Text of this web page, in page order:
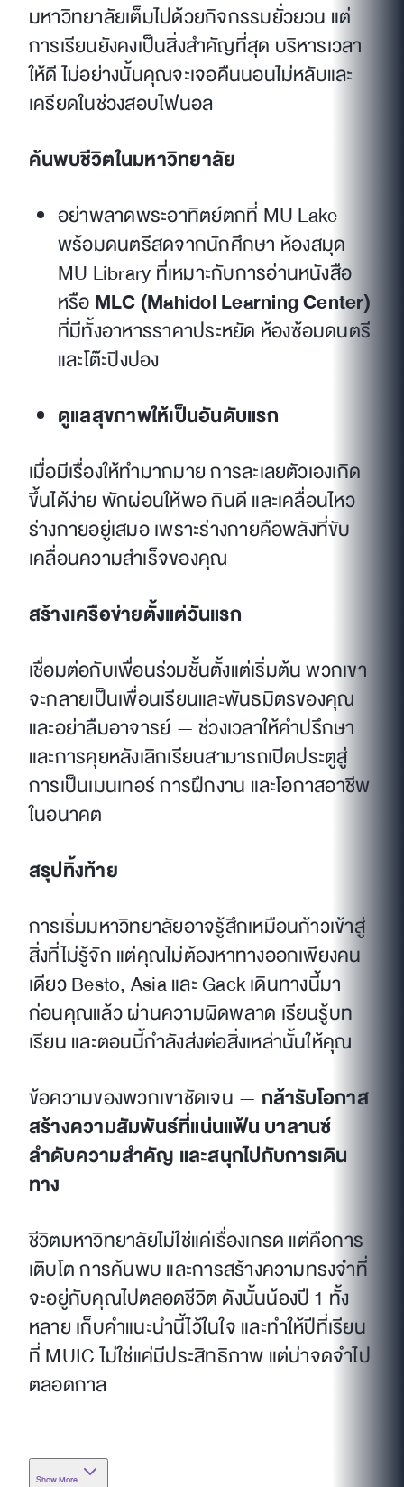
มหาวิทยาลัยเต็มไปด้วยกิจกรรมยั่วยวน แต่
การเรียนยังคงเป็นสิ่งสำคัญที่สุด บริหารเวลา
ให้ดี ไม่อย่างนั้นคุณจะเจอคืนนอนไม่หลับและ
เครียดในช่วงสอบไฟนอล
ค้นพบชีวิตในมหาวิทยาลัย
อย่าพลาดพระอาทิตย์ตกที่ MU Lake
พร้อมดนตรีสดจากนักศึกษา ห้องสมุด
MU Library ที่เหมาะกับการอ่านหนังสือ
หรือMLC (Mahidol Learning Center)
ที่มีทั้งอาหารราคาประหยัด ห้องซ้อมดนตรี
และโต๊ะปิงปอง
ดูแลสุขภาพให้เป็นอันดับแรก
เมื่อมีเรื่องให้ทำมากมาย การละเลยตัวเองเกิด
ขึ้นได้ง่าย พักผ่อนให้พอ กินดี และเคลื่อนไหว
ร่างกายอยู่เสมอ เพราะร่างกายคือพลังที่ขับ
เคลื่อนความสำเร็จของคุณ
สร้างเครือข่ายตั้งแต่วันแรก
เชื่อมต่อกับเพื่อนร่วมชั้นตั้งแต่เริ่มต้น พวกเขา
จะกลายเป็นเพื่อนเรียนและพันธมิตรของคุณ
และอย่าลืมอาจารย์ — ช่วงเวลาให้คำปรึกษา
และการคุยหลังเลิกเรียนสามารถเปิดประตูสู่
การเป็นเมนเทอร์ การฝึกงาน และโอกาสอาชีพ
ในอนาคต
สรุปทิ้งท้าย
การเริ่มมหาวิทยาลัยอาจรู้สึกเหมือนก้าวเข้าสู่
สิ่งที่ไม่รู้จัก แต่คุณไม่ต้องหาทางออกเพียงคน
เดียว Besto, Asia และ Gack เดินทางนี้มา
ก่อนคุณแล้ว ผ่านความผิดพลาด เรียนรู้บท
เรียน และตอนนี้กำลังส่งต่อสิ่งเหล่านั้นให้คุณ
ข้อความของพวกเขาชัดเจน — กล้ารับโอกาส
สร้างความสัมพันธ์ที่แน่นแฟ้น บาลานซ์
ลำดับความสำคัญ และสนุกไปกับการเดิน
ทาง
ชีวิตมหาวิทยาลัยไม่ใช่แค่เรื่องเกรด แต่คือการ
เติบโต การค้นพบ และการสร้างความทรงจำที่
จะอยู่กับคุณไปตลอดชีวิต ดังนั้นน้องปี 1 ทั้ง
หลาย เก็บคำแนะนำนี้ไว้ในใจ และทำให้ปีที่เรียน
ที่ MUIC ไม่ใช่แค่มีประสิทธิภาพ แต่น่าจดจำไป
ตลอดกาล
Show More